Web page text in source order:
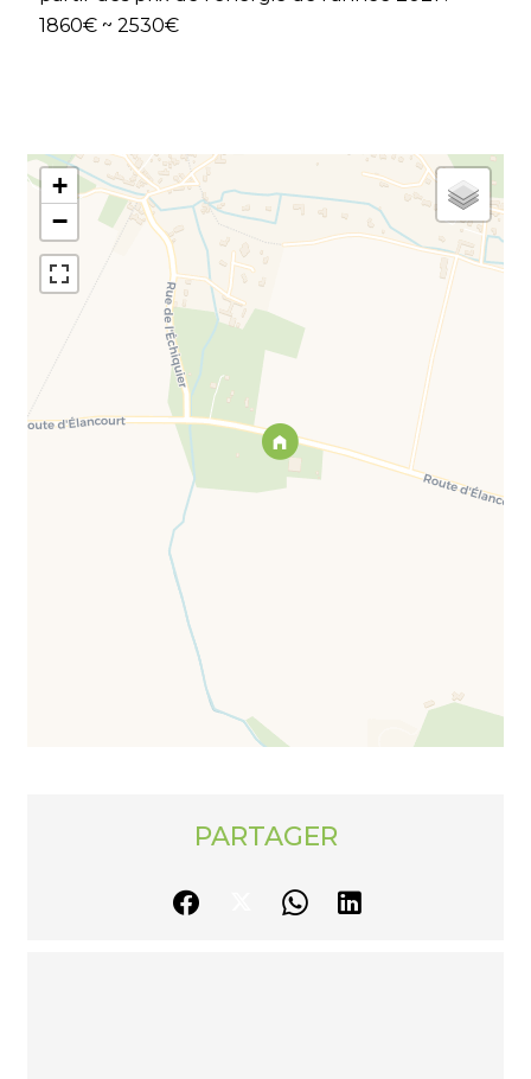
1860€ ~ 2530€
+
−
PARTAGER